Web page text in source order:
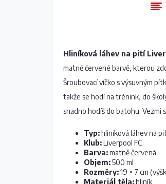
Hliníková láhev na pití
matně červené barvě, kterou
Šroubovací víčko s výsuvným
takže se hodí na trénink, do
snadno hodíš do batohu. Vezmi
Typ:hliníková láhev na
Klub:Liverpool FC
Barva:matně červená
Objem:500 ml
Rozměry:19 × 7 cm
Materiál těla:hliník